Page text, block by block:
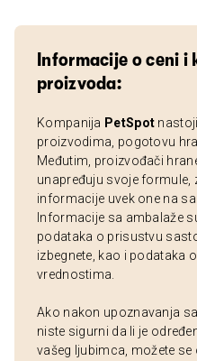
Informacije o ceni
proizvoda:
Kompanija PetSpot
proizvodima, pogotovu
Međutim, proizvođači
unapređuju svoje formule,
informacije uvek one na
Informacije sa ambalaže
podataka o prisustvu
izbegnete, kao i podataka
vrednostima.
Ako nakon upoznavanja
niste sigurni da li je
vašeg ljubimca, možete se